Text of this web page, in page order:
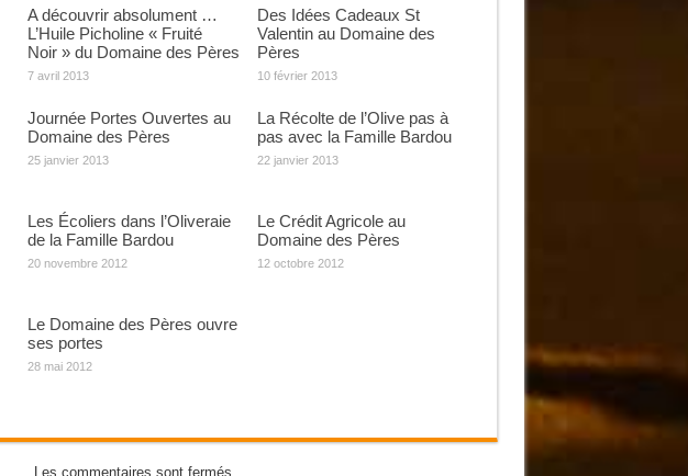
A découvrir absolument …
L’Huile Picholine « Fruité
Noir » du Domaine des Pères
7 avril 2013
Des Idées Cadeaux St
Valentin au Domaine des
Pères
10 février 2013
Journée Portes Ouvertes au
Domaine des Pères
25 janvier 2013
La Récolte de l’Olive pas à
pas avec la Famille Bardou
22 janvier 2013
Les Écoliers dans l’Oliveraie
de la Famille Bardou
20 novembre 2012
Le Crédit Agricole au
Domaine des Pères
12 octobre 2012
Le Domaine des Pères ouvre
ses portes
28 mai 2012
Les commentaires sont fermés.